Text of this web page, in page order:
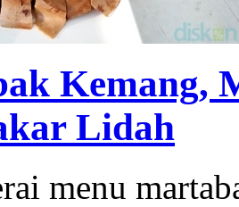
Kemang,
Lidah
menu